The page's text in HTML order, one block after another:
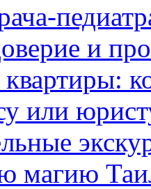
и
или
магию